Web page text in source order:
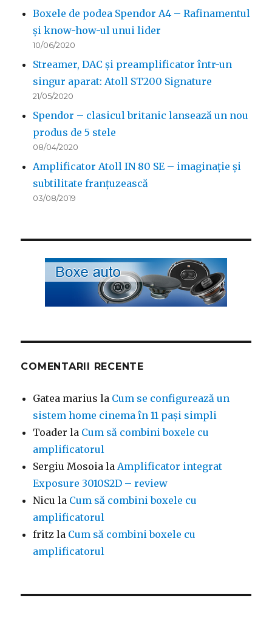
Boxele de podea Spendor A4 – Rafinamentul
și know-how-ul unui lider
10/06/2020
Streamer, DAC și preamplificator într-un
singur aparat: Atoll ST200 Signature
21/05/2020
Spendor – clasicul britanic lansează un nou
produs de 5 stele
08/04/2020
Amplificator Atoll IN 80 SE – imaginație și
subtilitate franțuzească
03/08/2019
COMENTARII RECENTE
Gatea marius la Cum se configurează un
sistem home cinema în 11 pași simpli
Toader la Cum să combini boxele cu
amplificatorul
Sergiu Mosoia laAmplificator integrat
Exposure 3010S2D – review
Nicu la Cum să combini boxele cu
amplificatorul
fritz la Cum să combini boxele cu
amplificatorul